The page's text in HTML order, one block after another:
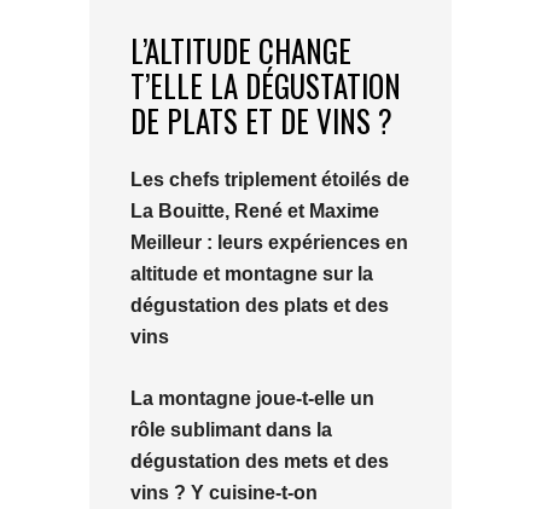
L’ALTITUDE CHANGE
T’ELLE LA DÉGUSTATION
DE PLATS ET DE VINS ?
Les chefs triplement étoilés de
La Bouitte, René et Maxime
Meilleur : leurs expériences en
altitude et montagne sur la
dégustation des plats et des
vins
La montagne joue-t-elle un
rôle sublimant dans la
dégustation des mets et des
vins ? Y cuisine-t-on